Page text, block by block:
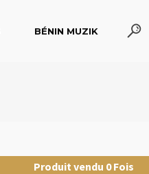
BÉNIN MUZIK
Produit vendu 0 Fois